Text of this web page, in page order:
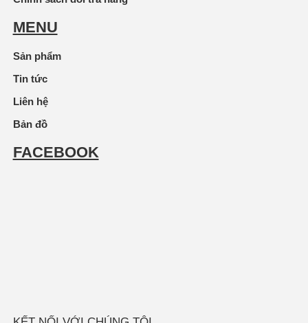
MENU
Sản phẩm
Tin tức
Liên hệ
Bản đồ
FACEBOOK